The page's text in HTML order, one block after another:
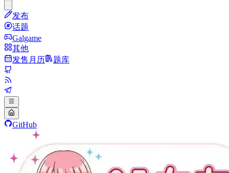
发布
话题
Galgame
其他
发售月历
题库
GitHub